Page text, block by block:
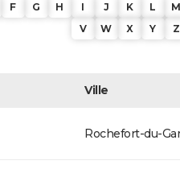
F G H I J K L M
V
W X Y Z
Ville
Rochefort-du-